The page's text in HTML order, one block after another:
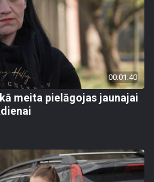
00:01:40
meita pielāgojas jaunajai